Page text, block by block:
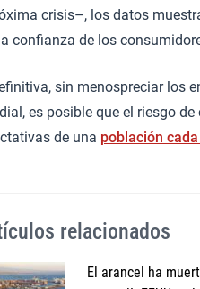
crisis–, los datos
confianza de los
sin menospreciar los
es posible que el riesgo
de una población
relacionados
El arancel ha